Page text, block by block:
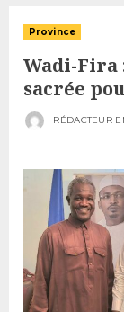
Province
Wadi-Fira
sacrée
RÉDACTEUR